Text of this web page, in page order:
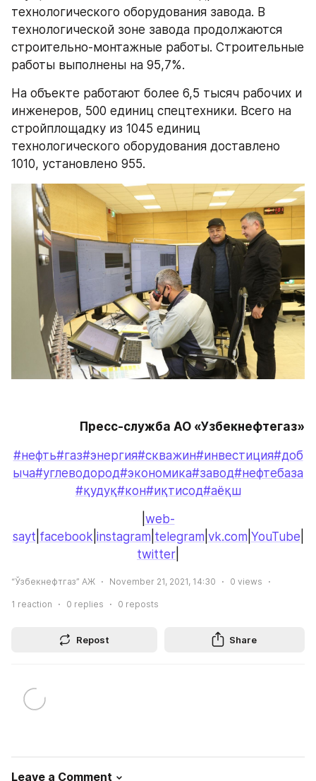
технологического оборудования завода. В
технологической зоне завода продолжаются
строительно-монтажные работы. Строительные
работы выполнены на 95,7%.
На объекте работают более 6,5 тысяч рабочих и
инженеров, 500 единиц спецтехники. Всего на
стройплощадку из 1045 единиц
технологического оборудования доставлено
1010, установлено 955.
Пресс-служба АО «Узбекнефтегаз»
#нефть#газ#энергия#скважин#инвестиция#доб
ыча#углеводород#экономика#завод#нефтебаза
#қудуқ#кон#иқтисод#аёқш
web-
sayt facebook instagram telegram vk.com YouTube
twitter
“Ўзбекнефтгаз” АЖ November 21, 2021, 14:30 0 views
1 reaction 0 replies 0 reposts
Repost Share
Leave a Comment